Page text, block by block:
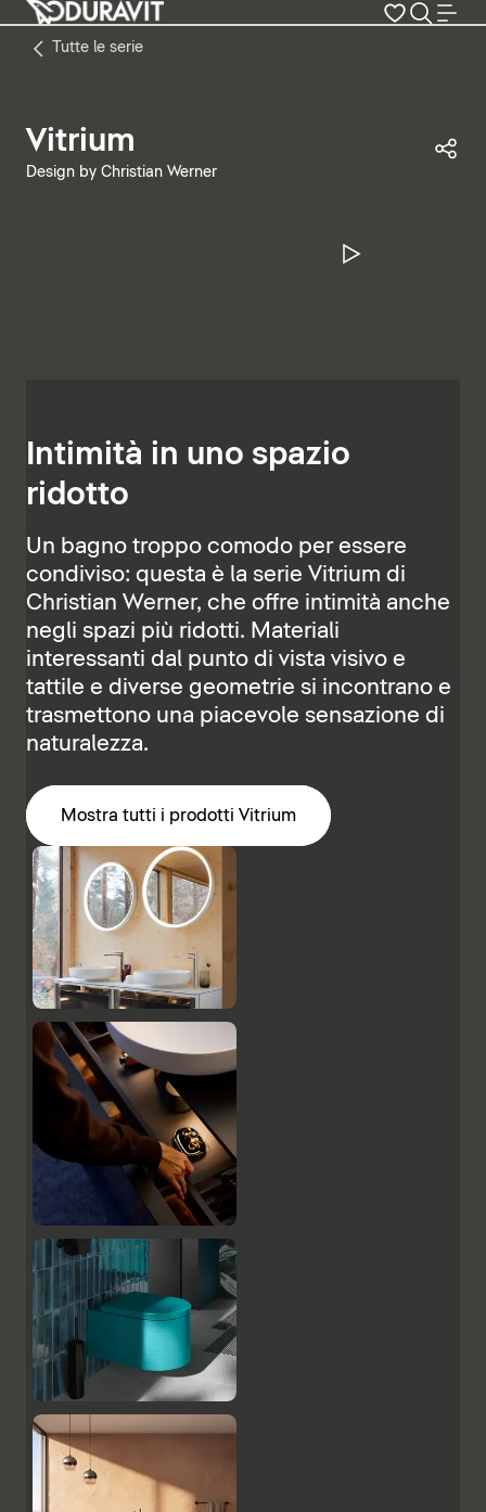
Tutte le serie
Vitrium
Design by Christian Werner
Metti in
Intimità in uno spazio
ridotto
Un bagno troppo comodo per essere
condiviso: questa è la serie Vitrium di
Christian Werner, che offre intimità anche
negli spazi più ridotti. Materiali
interessanti dal punto di vista visivo e
tattile e diverse geometrie si incontrano e
trasmettono una piacevole sensazione di
naturalezza.
Mostra tutti i prodotti Vitrium